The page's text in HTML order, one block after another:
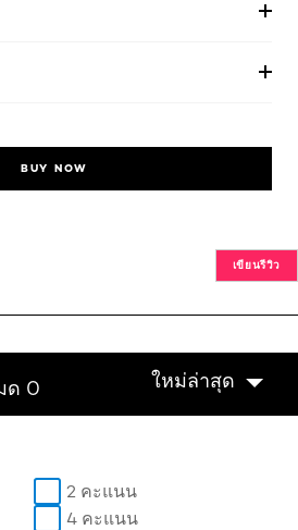
BUY NOW
เขียนรีวิว
ด 0 ใหม่ล่าสุด
2 คะแนน
4 คะแนน